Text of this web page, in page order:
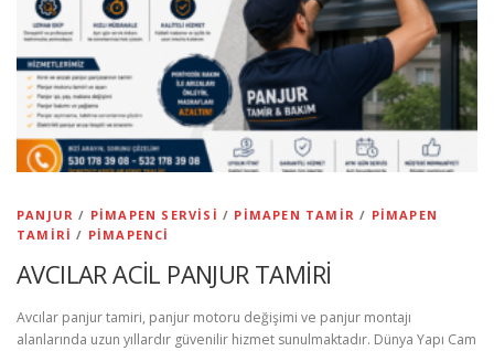
PANJUR / PIMAPEN SERVISI / PIMAPEN TAMIR / PIMAPEN
TAMIRI / PIMAPENCI
AVCILAR ACİL PANJUR TAMİRİ
Avcılar panjur tamiri, panjur motoru değişimi ve panjur montajı
alanlarında uzun yıllardır güvenilir hizmet sunulmaktadır. Dünya Yapı Cam